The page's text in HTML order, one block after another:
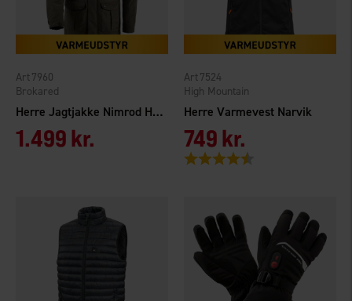
Herre Jagtjakke Nimrod Heat WP
Brokared
7960
1.499 kr.
Herre Varmevest Narvik
High Mountain
7524
749 kr.
Vurdering: